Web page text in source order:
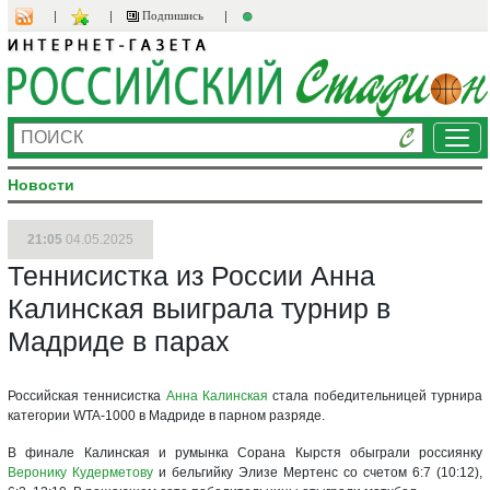
Подпишись
Новости
21:05 04.05.2025
Теннисистка из России Анна
Калинская выиграла турнир в
Мадриде в парах
Российская теннисистка Анна Калинская стала победительницей турнира
категории WTA-1000 в Мадриде в парном разряде.
В финале Калинская и румынка Сорана Кырстя обыграли россиянку
Веронику Кудерметову и бельгийку Элизе Мертенс со счетом 6:7 (10:12),